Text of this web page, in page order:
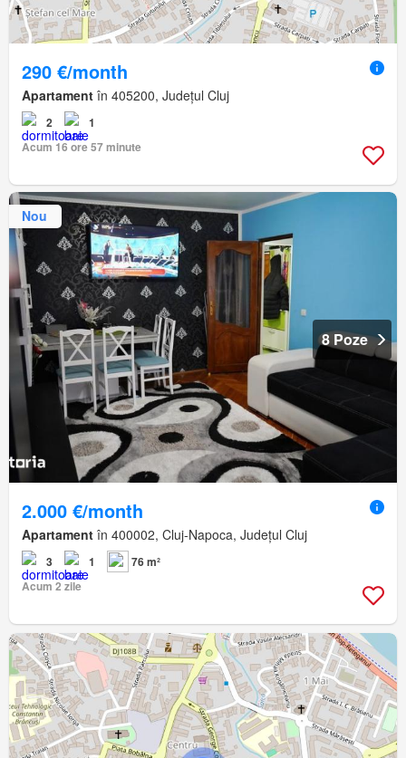
290 €/month
Apartament în 405200, Județul Cluj
2
1
Acum 16 ore 57 minute
Nou
8 Poze
2.000 €/month
Apartament în 400002, Cluj-Napoca, Județul Cluj
3 1
76 m²
Acum 2 zile